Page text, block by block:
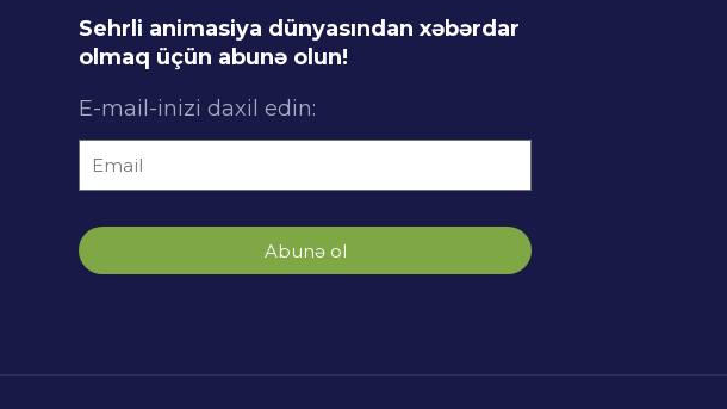
Sehrli animasiya dünyasından xəbərdar
olmaq üçün abunə olun!
E-mail-inizi daxil edin:
Abunə ol